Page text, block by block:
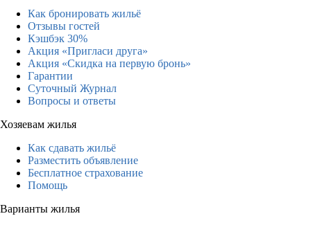
Как бронировать жильё
Отзывы гостей
Кэшбэк 30%
Акция «Пригласи друга»
Акция «Скидка на первую бронь»
Гарантии
Суточный Журнал
Вопросы и ответы
Хозяевам жилья
Как сдавать жильё
Разместить объявление
Бесплатное страхование
Помощь
Варианты жилья